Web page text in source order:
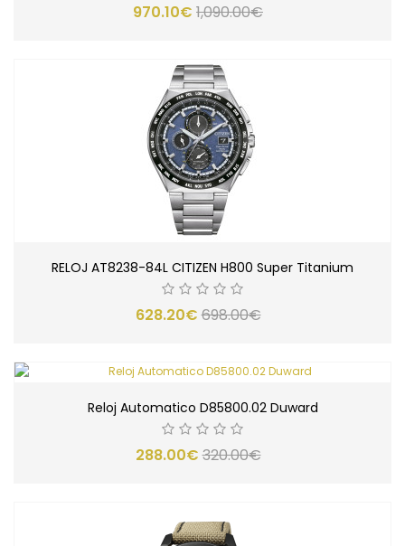
970.10€ 1,090.00€
RELOJ AT8238-84L CITIZEN H800 Super Titanium
628.20€698.00€
Reloj Automatico D85800.02 Duward
288.00€320.00€